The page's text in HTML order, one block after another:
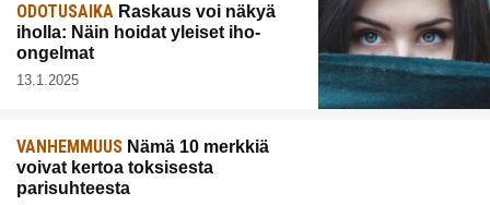
ODOTUSAIKA Raskaus voi näkyä
iholla: Näin hoidat yleiset iho-
ongelmat
13.1.2025
VANHEMMUUS Nämä 10 merkkiä
voivat kertoa toksisesta
parisuhteesta